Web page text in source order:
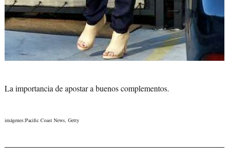
La importancia de apostar a buenos complementos.
imágenes:Pacific Coast News, Getty